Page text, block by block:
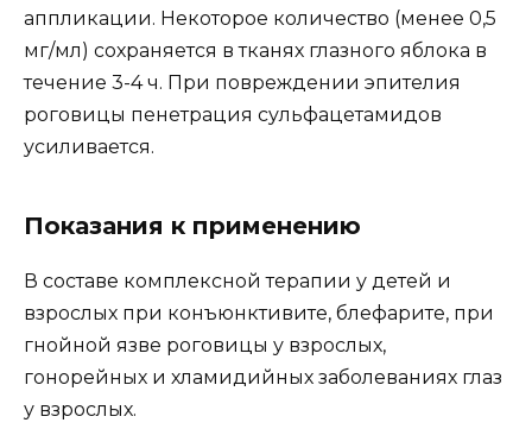
аппликации. Некоторое количество (менее 0,5
мг/мл) сохраняется в тканях глазного яблока в
течение 3-4 ч. При повреждении эпителия
роговицы пенетрация сульфацетамидов
усиливается.
Показания к применению
В составе комплексной терапии у детей и
взрослых при конъюнктивите, блефарите, при
гнойной язве роговицы у взрослых,
гонорейных и хламидийных заболеваниях глаз
у взрослых.